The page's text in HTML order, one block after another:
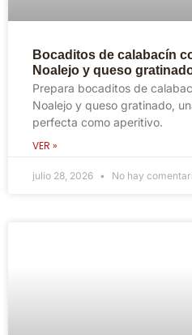
Bocaditos de calabacín
Noalejo y queso
Prepara bocaditos de
Noalejo y queso gratinado,
perfecta como aperitivo.
VER »
julio 28, 2026 No hay